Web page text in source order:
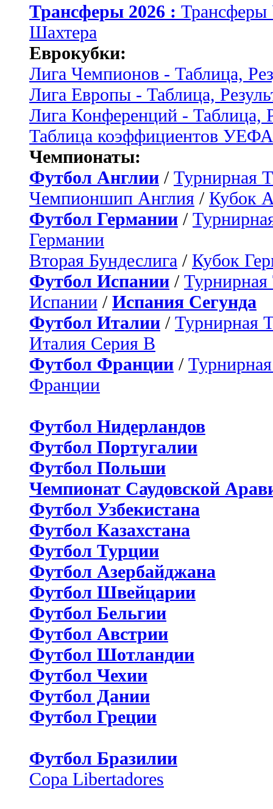
Трансферы 2026 :
Шахтера
Еврокубки:
Лига Чемпионов - Таблица,
Лига Европы - Таблица,
Лига Конференций - Таблица,
Таблица коэффициентов УЕФА
Чемпионаты:
Футбол Англии / Турнирная
Чемпионшип Англия / Кубок
Футбол Германии /
Германии
Вторая Бундеслига / Кубок
Футбол Испании / Турнирная
Испании / Испания Сегунда
Футбол Италии / Турнирная
Италия Серия B
Футбол Франции /
Франции
Футбол Нидерландов
Футбол Португалии
Футбол Польши
Чемпионат Саудовской
Футбол Узбекистана
Футбол Казахстана
Футбол Турции
Футбол Азербайджана
Футбол Швейцарии
Футбол Бельгии
Футбол Австрии
Футбол Шотландии
Футбол Чехии
Футбол Дании
Футбол Греции
Футбол Бразилии
Copa Libertadores